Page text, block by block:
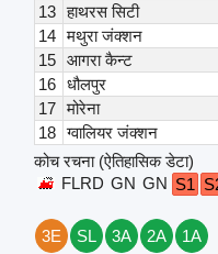
13 हाथरस सिटी
14 मथुरा जंक्शन
15 आगरा कैन्ट
16 धौलपुर
17 मोरेना
18 ग्वालियर जंक्शन
कोच रचना (ऐतिहासिक डेटा)
FLRD GN GN S1
3E SL 3A 2A
1A